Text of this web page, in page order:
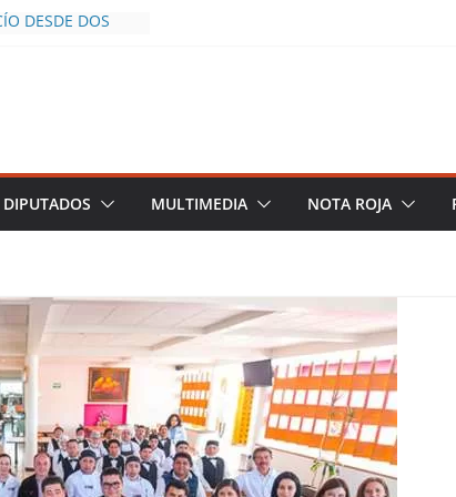
DESDE DOS
AL INFLUENCER
DURANTE
EN
A LAS
TERMINA
DE
DEL PLAN
DIPUTADOS MULTIMEDIA NOTA ROJA